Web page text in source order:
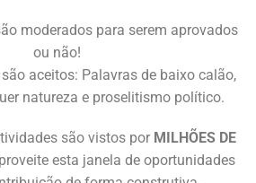
moderados para serem aprovados
ou não!
aceitos: Palavras de baixo calão,
natureza e proselitismo político.
são vistos por MILHÕES DE
esta janela de oportunidades